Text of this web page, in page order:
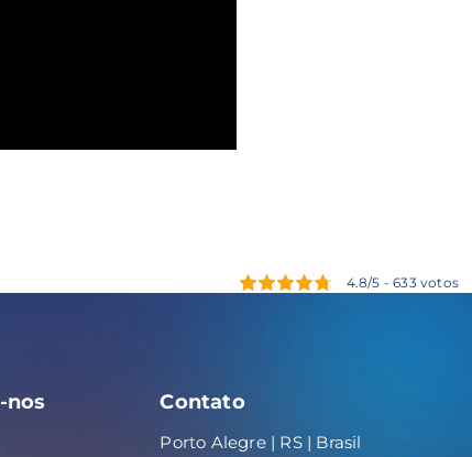
4.8/5 - 633 votos
nos Contato
Porto Alegre | RS | Brasil